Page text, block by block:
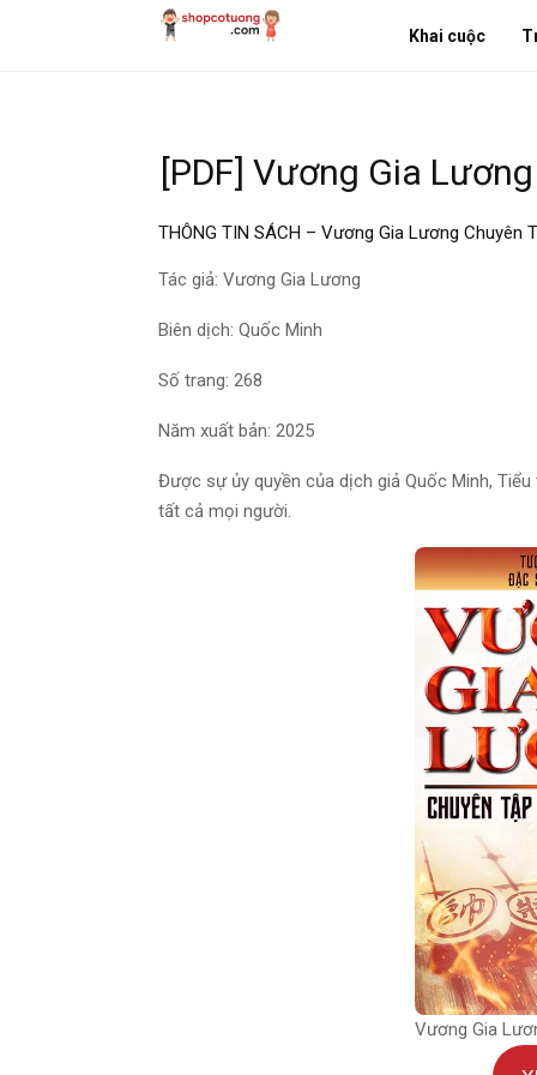
Khai cuộc
[PDF] Vương Gia
THÔNG TIN SÁCH – Vương Gia Lương Chuyên
Tác giả: Vương Gia Lương
Biên dịch: Quốc Minh
Số trang: 268
Năm xuất bản: 2025
Được sự ủy quyền của dịch giả Quốc Minh,
tất cả mọi người.
Vương Gia